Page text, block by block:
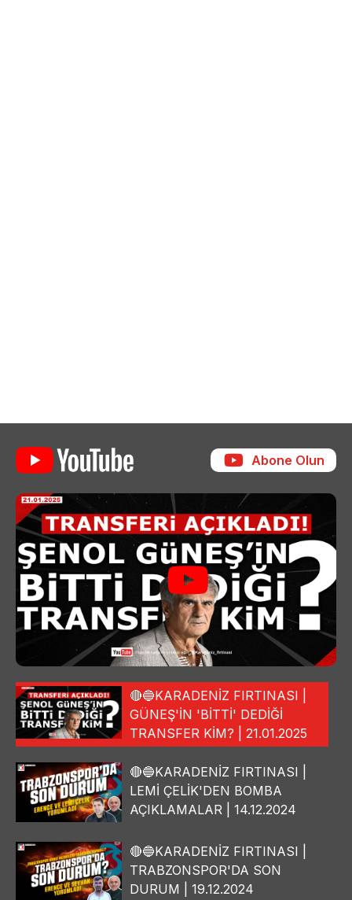
Abone Olun
🔴🔵KARADENİZ FIRTINASI |
GÜNEŞ'İN 'BİTTİ' DEDİĞİ
TRANSFER KİM? | 21.01.2025
🔴🔵KARADENİZ FIRTINASI |
LEMİ ÇELİK'DEN BOMBA
AÇIKLAMALAR | 14.12.2024
🔴🔵KARADENİZ FIRTINASI |
TRABZONSPOR'DA SON
DURUM | 19.12.2024